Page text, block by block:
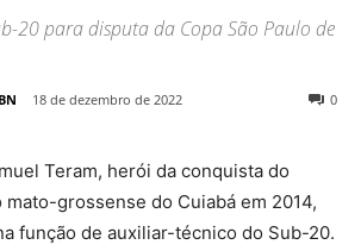
20 para disputa da Copa São Paulo de
18 de dezembro de 2022 0
Teram, herói da conquista do
mato-grossense do Cuiabá em 2014,
função de auxiliar-técnico do Sub-20.